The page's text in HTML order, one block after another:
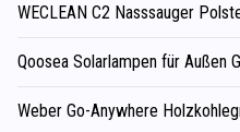
WECLEAN C2 Nasssauger
Qoosea Solarlampen für Außen
Weber Go-Anywhere